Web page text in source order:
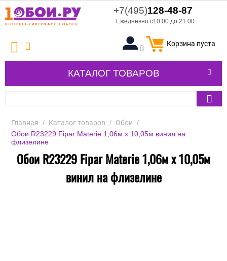
+7(495)128-48-87
Ежедневно с10:00 до 21:00
Корзина пуста
КАТАЛОГ ТОВАРОВ
Главная / Каталог товаров / Обои /
Обои R23229 Fipar Materie 1,06м х 10,05м винил на
флизелине
Обои R23229 Fipar Materie 1,06м х 10,05м
винил на флизелине